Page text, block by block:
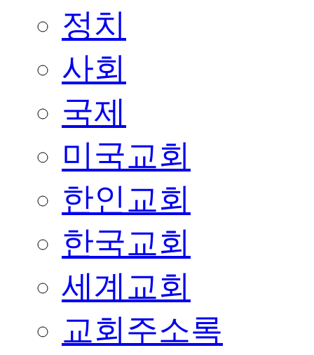
정치
사회
국제
미국교회
한인교회
한국교회
세계교회
교회주소록